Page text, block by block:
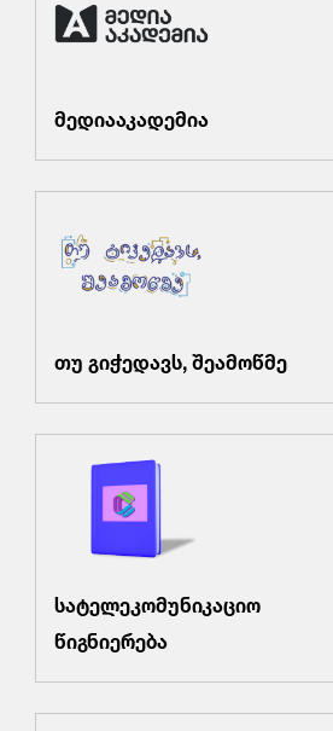
მედიააკადემია
თუ გიჭედავს, შეამოწმე
სატელეკომუნიკაციო
წიგნიერება